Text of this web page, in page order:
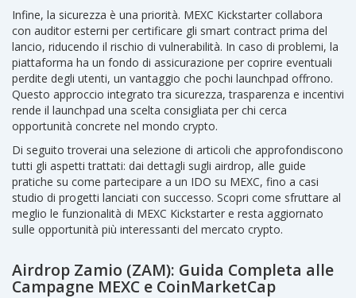
Infine, la sicurezza è una priorità. MEXC Kickstarter collabora
con auditor esterni per certificare gli smart contract prima del
lancio, riducendo il rischio di vulnerabilità. In caso di problemi, la
piattaforma ha un fondo di assicurazione per coprire eventuali
perdite degli utenti, un vantaggio che pochi launchpad offrono.
Questo approccio integrato tra sicurezza, trasparenza e incentivi
rende il launchpad una scelta consigliata per chi cerca
opportunità concrete nel mondo crypto.
Di seguito troverai una selezione di articoli che approfondiscono
tutti gli aspetti trattati: dai dettagli sugli airdrop, alle guide
pratiche su come partecipare a un IDO su MEXC, fino a casi
studio di progetti lanciati con successo. Scopri come sfruttare al
meglio le funzionalità di MEXC Kickstarter e resta aggiornato
sulle opportunità più interessanti del mercato crypto.
Airdrop Zamio (ZAM): Guida Completa alle
Campagne MEXC e CoinMarketCap